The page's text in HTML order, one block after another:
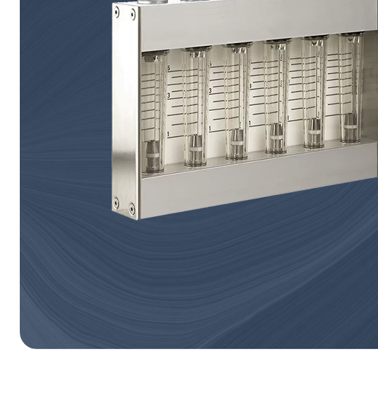
öljykiertovoiteluun.
Induktiiviset hälytysanturit
virtausmittareille
Paine-eromittarit
massavirtausmittarit